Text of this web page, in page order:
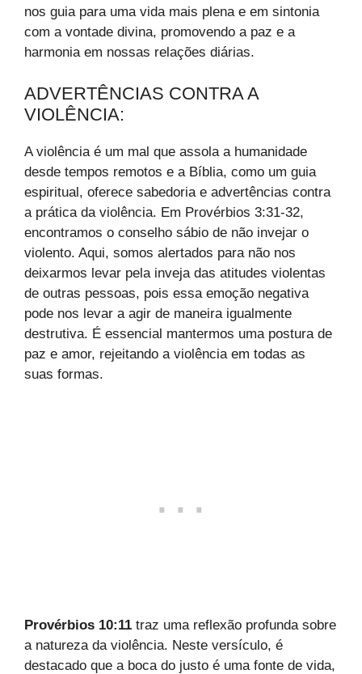
nos guia para uma vida mais plena e em sintonia
com a vontade divina, promovendo a paz e a
harmonia em nossas relações diárias.
ADVERTÊNCIAS CONTRA A
VIOLÊNCIA:
A violência é um mal que assola a humanidade
desde tempos remotos e a Bíblia, como um guia
espiritual, oferece sabedoria e advertências contra
a prática da violência. Em Provérbios 3:31-32,
encontramos o conselho sábio de não invejar o
violento. Aqui, somos alertados para não nos
deixarmos levar pela inveja das atitudes violentas
de outras pessoas, pois essa emoção negativa
pode nos levar a agir de maneira igualmente
destrutiva. É essencial mantermos uma postura de
paz e amor, rejeitando a violência em todas as
suas formas.
Provérbios 10:11 traz uma reflexão profunda sobre
a natureza da violência. Neste versículo, é
destacado que a boca do justo é uma fonte de vida,